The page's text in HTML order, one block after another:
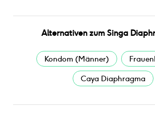
Alternativenzum Singa
Kondom (Männer)
Caya Diaphragma